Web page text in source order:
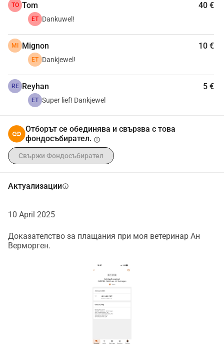
TO Tom 40 €
ET Dankuwel!
MI Mignon 10 €
ET Dankjewel!
RE Reyhan 5 €
ET Super lief! Dankjewel
Отборът се обединява и свързва с това
фондосъбирател. info
Свържи Фондосъбирател
Актуализацииinfo
10 April 2025
Доказателство за плащания при моя ветеринар Ан
Верморген.